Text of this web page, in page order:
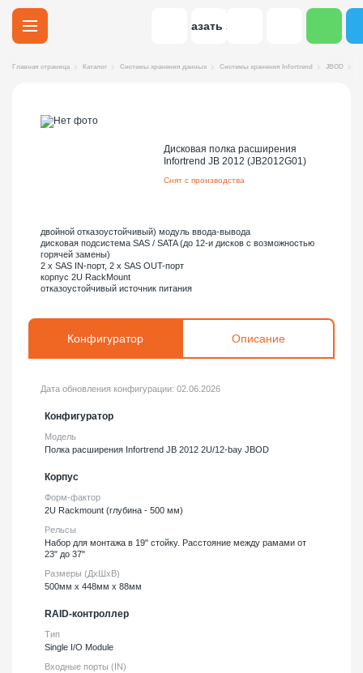
Заказать звонок
Главная страница Каталог Системы хранения данных Системы хранения Infortrend JBOD
Дисковая полка расширения
Infortrend JB 2012 (JB2012G01)
Снят с производства
двойной отказоустойчивый) модуль ввода-вывода
дисковая подсистема SAS / SATA (до 12-и дисков с возможностью
горячей замены)
2 x SAS IN-порт, 2 x SAS OUT-порт
корпус 2U RackMount
отказоустойчивый источник питания
Конфигуратор Описание
Дата обновления конфигурации: 02.06.2026
Конфигуратор
Модель
Полка расширения Infortrend JB 2012 2U/12-bay JBOD
Корпус
Форм-фактор
2U Rackmount (глубина - 500 мм)
Рельсы
Набор для монтажа в 19" стойку. Расстояние между рамами от
23" до 37"
Размеры (ДхШхВ)
500мм х 448мм х 88мм
RAID-контроллер
Тип
Single I/O Module
Входные порты (IN)